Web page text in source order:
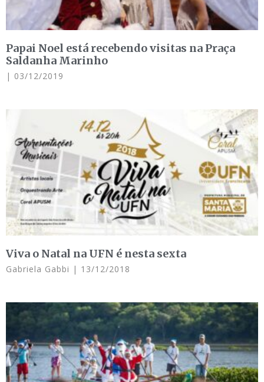
Papai Noel está recebendo visitas na Praça
Saldanha Marinho
03/12/2019
Viva o Natal na UFN é nesta sexta
Gabriela Gabbi 13/12/2018